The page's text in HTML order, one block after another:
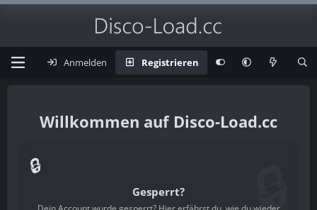
Anmelden Registrieren
Disco-Load.cc
🔒
Gesperrt? 🔒